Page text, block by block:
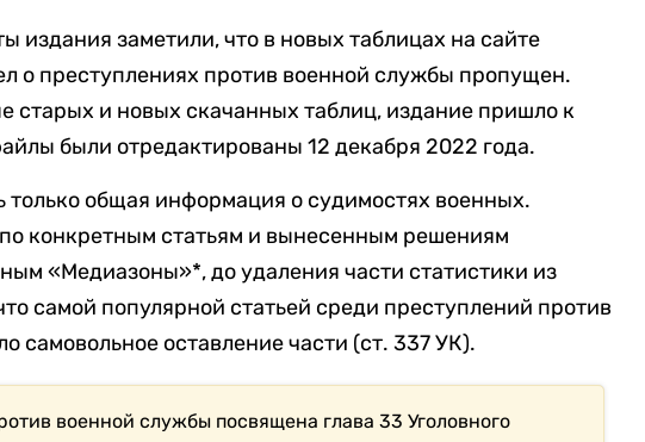
издания заметили, что в новых таблицах на сайте
о преступлениях против военной службы пропущен.
старых и новых скачанных таблиц, издание пришло к
были отредактированы 12 декабря 2022 года.
только общая информация о судимостях военных.
конкретным статьям и вынесенным решениям
«Медиазоны»*, до удаления части статистики из
самой популярной статьей среди преступлений против
самовольное оставление части (ст. 337 УК).
военной службы посвящена глава 33 Уголовного